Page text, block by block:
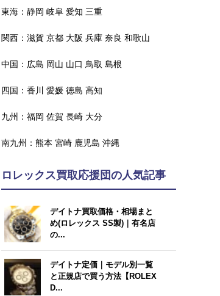
東海： 静岡 岐阜 愛知 三重
関西： 滋賀 京都 大阪 兵庫 奈良 和歌山
中国： 広島 岡山 山口 鳥取 島根
四国： 香川 愛媛 徳島 高知
九州： 福岡 佐賀 長崎 大分
南九州： 熊本 宮崎 鹿児島 沖縄
ロレックス買取応援団の人気記事
デイトナ買取価格・相場まと
め(ロレックス SS製)｜有名店
の...
デイトナ定価｜モデル別一覧
と正規店で買う方法【ROLEX
D...